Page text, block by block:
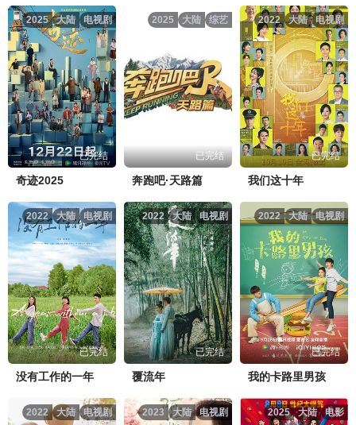
电视剧
大陆
2025
已完结
奇迹2025
综艺
大陆
2025
已完结
奔跑吧·天路篇
电视剧
大陆
2022
已完结
我们这十年
电视剧
大陆
2022
已完结
没有工作的一年
电视剧
大陆
2022
已完结
覆流年
电视剧
大陆
2022
已完结
我的卡路里男孩
电视剧
大陆
2022 电视剧
大陆
2023 电影
大陆
2025